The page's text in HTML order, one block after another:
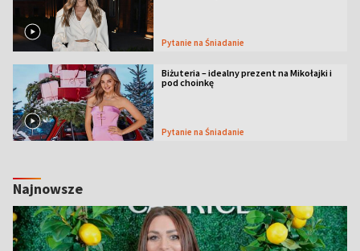
Pytanie na Śniadanie
Biżuteria – idealny prezent na Mikołajki i
pod choinkę
Pytanie na Śniadanie
Najnowsze